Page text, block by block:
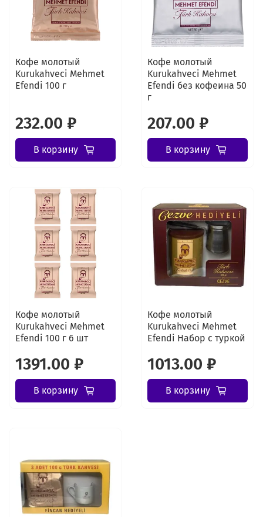
Кофе молотый
Kurukahveci Mehmet
Efendi 100 г
232.00 ₽
В корзину
Кофе молотый
Kurukahveci Mehmet
Efendi без кофеина 50
г
207.00 ₽
В корзину
Кофе молотый
Kurukahveci Mehmet
Efendi 100 г 6 шт
1391.00 ₽
В корзину
Кофе молотый
Kurukahveci Mehmet
Efendi Набор с туркой
1013.00 ₽
В корзину